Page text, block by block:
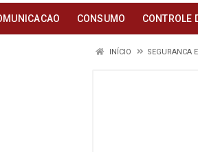
CONSUMO CONTROLE
INÍCIO SEGURANCA